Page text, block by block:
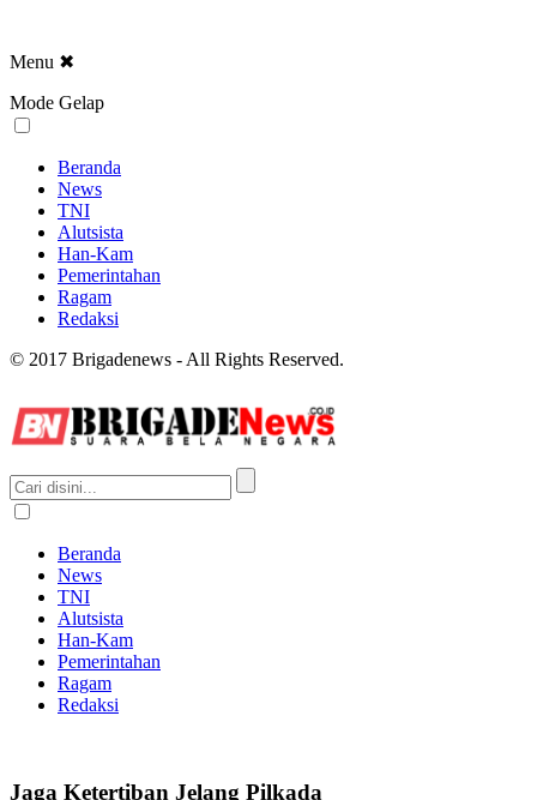
Menu ✖
Mode Gelap
Beranda
News
TNI
Alutsista
Han-Kam
Pemerintahan
Ragam
Redaksi
© 2017 Brigadenews - All Rights Reserved.
Beranda
News
TNI
Alutsista
Han-Kam
Pemerintahan
Ragam
Redaksi
Jaga Ketertiban Jelang Pilkada